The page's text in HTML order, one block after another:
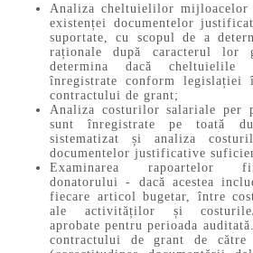
Analiza cheltuielilor
existenței documentelor
suportate, cu scopul de a
raționale după caracterul lor
determina dacă cheltuielile
înregistrate conform legislației
contractului de grant;
Analiza costurilor salariale per
sunt înregistrate pe toată
sistematizat și analiza
documentelor justificative
Examinarea rapoartelor
donatorului - dacă acestea
fiecare articol bugetar, între
ale activităților și costurile/
aprobate pentru perioada
contractului de grant de către